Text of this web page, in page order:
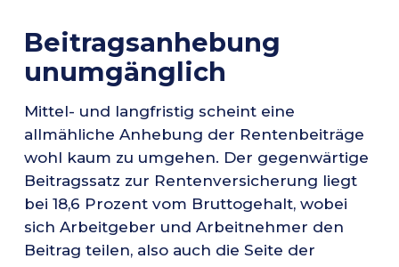
Beitragsanhebung
unumgänglich
Mittel- und langfristig scheint eine
allmähliche Anhebung der Rentenbeiträge
wohl kaum zu umgehen. Der gegenwärtige
Beitragssatz zur Rentenversicherung liegt
bei 18,6 Prozent vom Bruttogehalt, wobei
sich Arbeitgeber und Arbeitnehmer den
Beitrag teilen, also auch die Seite der